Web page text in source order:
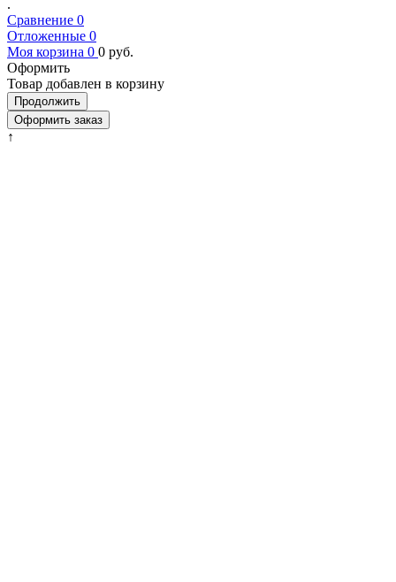
.
Сравнение 0
Отложенные 0
Моя корзина 0 0 руб.
Оформить
Товар добавлен в корзину
Продолжить
Оформить заказ
↑